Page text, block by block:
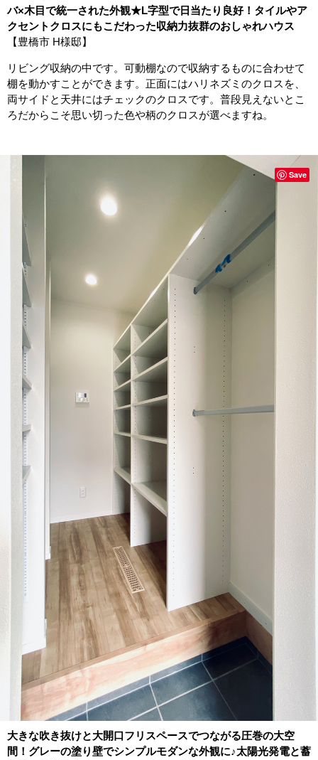
バ×木目で統一された外観★L字型で日当たり良好！タイルやア
クセントクロスにもこだわった収納力抜群のおしゃれハウス
【豊橋市 H様邸】
リビング収納の中です。可動棚なので収納するものに合わせて
棚を動かすことができます。正面にはハリネズミのクロスを、
両サイドと天井にはチェックのクロスです。普段見えないとこ
ろだからこそ思い切った色や柄のクロスが選べますね。
大きな吹き抜けと大開口フリスペースでつながる圧巻の大空
間！グレーの塗り壁でシンプルモダンな外観に♪太陽光発電と蓄
Save